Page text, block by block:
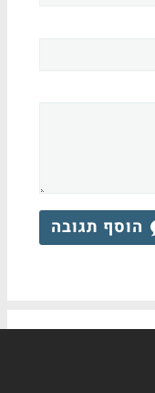
הוסף תגובה